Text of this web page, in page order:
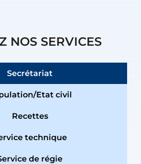
NOS SERVICES
Secrétariat
Etat civil
Recettes
technique
de régie